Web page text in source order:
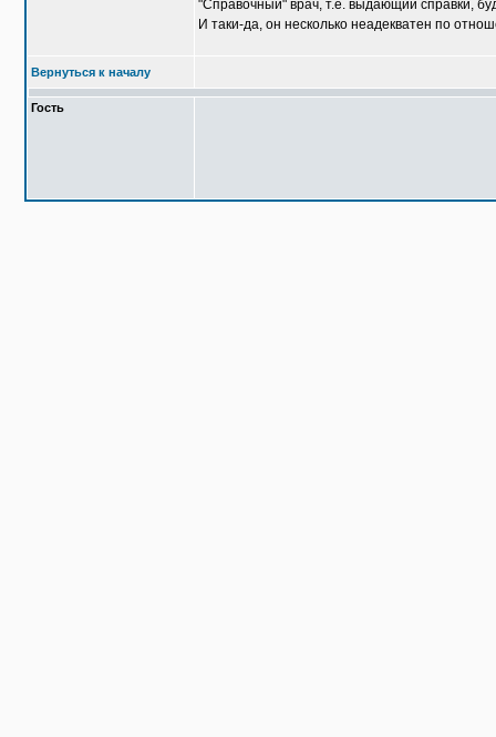
"Справочный" врач, т.е. выдающий справки,
И таки-да, он несколько неадекватен по
Вернуться к началу
Гость